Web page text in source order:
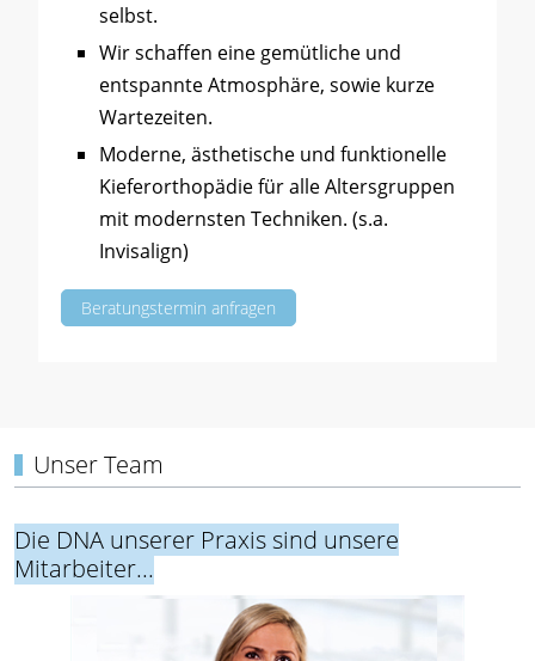
selbst.
Wir schaffen eine gemütliche und
entspannte Atmosphäre, sowie kurze
Wartezeiten.
Moderne, ästhetische und funktionelle
Kieferorthopädie für alle Altersgruppen
mit modernsten Techniken. (s.a.
Invisalign)
Beratungstermin anfragen
Unser Team
Die DNA unserer Praxis sind unsere
Mitarbeiter...